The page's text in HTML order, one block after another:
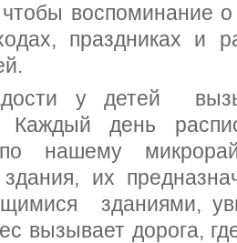
воспоминание
праздниках и
у детей
Каждый день
нашему
их
зданиями,
вызывает дорога,